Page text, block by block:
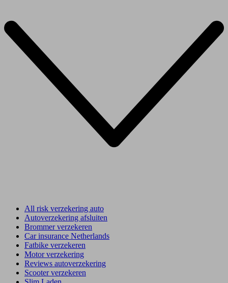
All risk verzekering auto
Autoverzekering afsluiten
Brommer verzekeren
Car insurance Netherlands
Fatbike verzekeren
Motor verzekering
Reviews autoverzekering
Scooter verzekeren